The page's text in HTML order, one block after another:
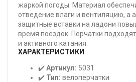
жаркой погоды. Материал
отведение влаги и вентиляцию, а
защитные вставки на ладони
время поездок. Перчатки
и активного катания.
ХАРАКТЕРИСТИКИ
✔️Артикул: 5031
✔️ Тип: велоперчатки